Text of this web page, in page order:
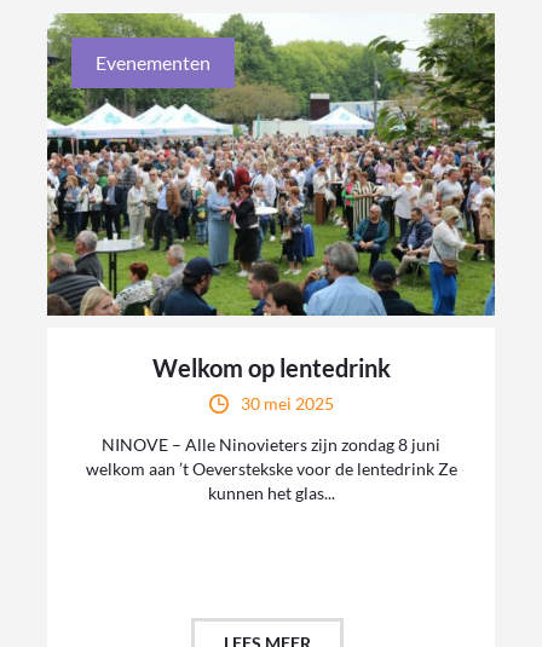
Evenementen
Welkom op lentedrink
30 mei 2025
NINOVE – Alle Ninovieters zijn zondag 8 juni
welkom aan ’t Oeverstekske voor de lentedrink Ze
kunnen het glas...
LEES MEER